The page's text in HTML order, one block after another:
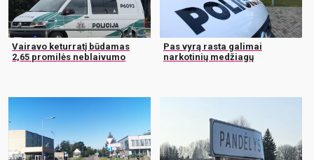
Vairavo keturratį būdamas
2,65 promilės neblaivumo
Pas vyrą rasta galimai
narkotinių medžiagų